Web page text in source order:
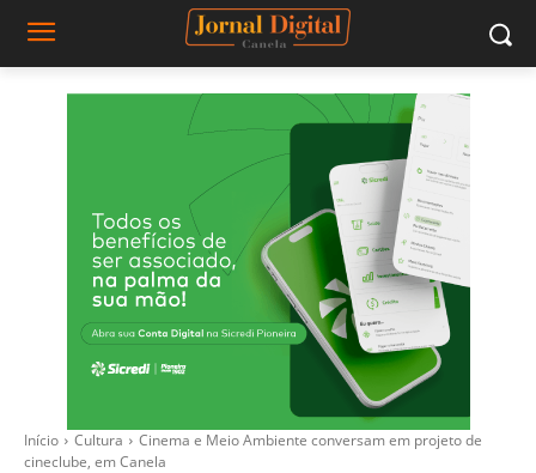
Início Cultura
Cinema e Meio Ambiente conversam em projeto de
cineclube, em Canela